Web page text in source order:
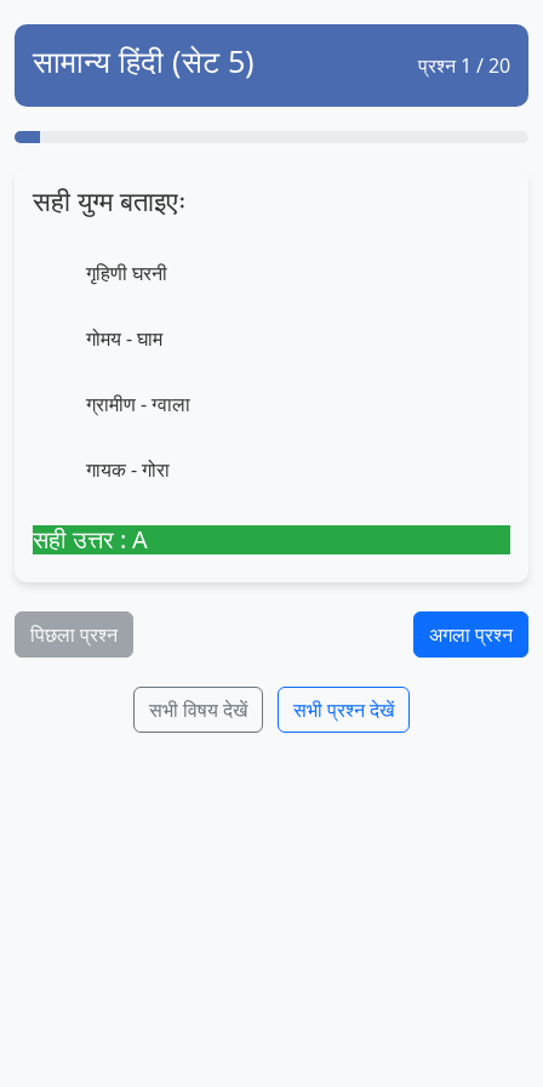
सामान्य हिंदी (सेट 5) प्रश्न 1 / 20
सही युग्म बताइएः
गृहिणी घरनी
गोमय - घाम
ग्रामीण - ग्वाला
गायक - गोरा
सही उत्तर : A
पिछला प्रश्न अगला प्रश्न
सभी विषय देखें सभी प्रश्न देखें